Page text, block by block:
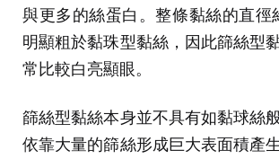
與更多的絲蛋白。整條黏絲的直徑
明顯粗於黏珠型黏絲，因此篩絲型
常比較白亮顯眼。
篩絲型黏絲本身並不具有如黏球絲
依靠大量的篩絲形成巨大表面積產